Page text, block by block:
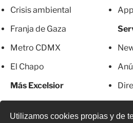
Utilizamos cookies propias y de
Crisis ambiental
Franja de Gaza
Metro CDMX
El Chapo
Más Excelsior